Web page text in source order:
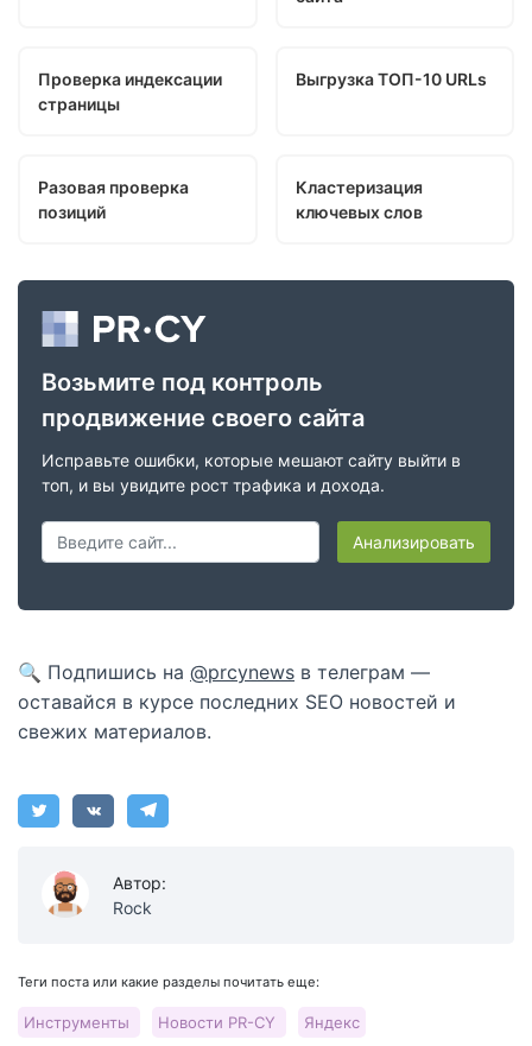
Проверка индексации
страницы
Выгрузка ТОП-10 URLs
Разовая проверка
позиций
Кластеризация
ключевых слов
Возьмите под контроль
продвижение своего сайта
Исправьте ошибки, которые мешают сайту выйти в
топ, и вы увидите рост трафика и дохода.
Анализировать
🔍 Подпишись на @prcynews в телеграм —
оставайся в курсе последних SEO новостей и
свежих материалов.
Автор:
Rock
Теги поста или какие разделы почитать еще:
Инструменты Новости PR-CY Яндекс